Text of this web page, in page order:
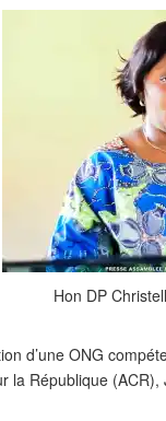
Hon DP
d’une ONG
République